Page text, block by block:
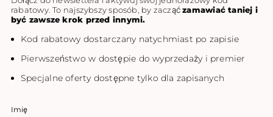
rabatowy. To najszybszy sposób, by zacząćzamawiać taniej i
być zawsze krok przed innymi.
Kod rabatowy dostarczany natychmiast po zapisie
Pierwszeństwo w dostępie do wyprzedaży i premier
Specjalne oferty dostępne tylko dla zapisanych